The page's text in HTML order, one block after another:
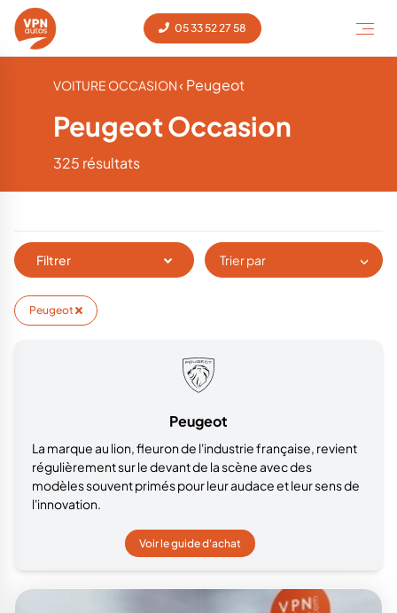
05 33 52 27 58
VOITURE OCCASION‹ Peugeot
Peugeot Occasion
325 résultats
Filtrer Trier par
Peugeot
Peugeot
La marque au lion, fleuron de l'industrie française, revient
régulièrement sur le devant de la scène avec des
modèles souvent primés pour leur audace et leur sens de
l'innovation.
Voir le guide d'achat